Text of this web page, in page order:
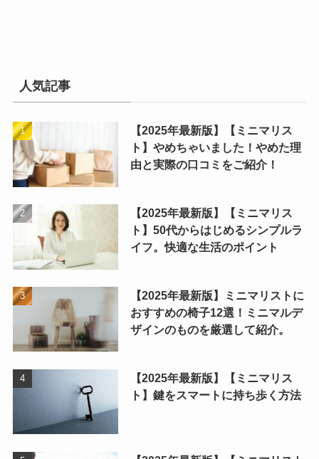
人気記事
【2025年最新版】【ミニマリス
ト】やめちゃいました！やめた理
由と実際の口コミをご紹介！
【2025年最新版】【ミニマリス
ト】50代からはじめるシンプルラ
イフ。快適な生活のポイント
【2025年最新版】ミニマリストに
おすすめの椅子12選！ミニマルデ
ザインのものを厳選して紹介。
【2025年最新版】【ミニマリス
ト】鍵をスマートに持ち歩く方法